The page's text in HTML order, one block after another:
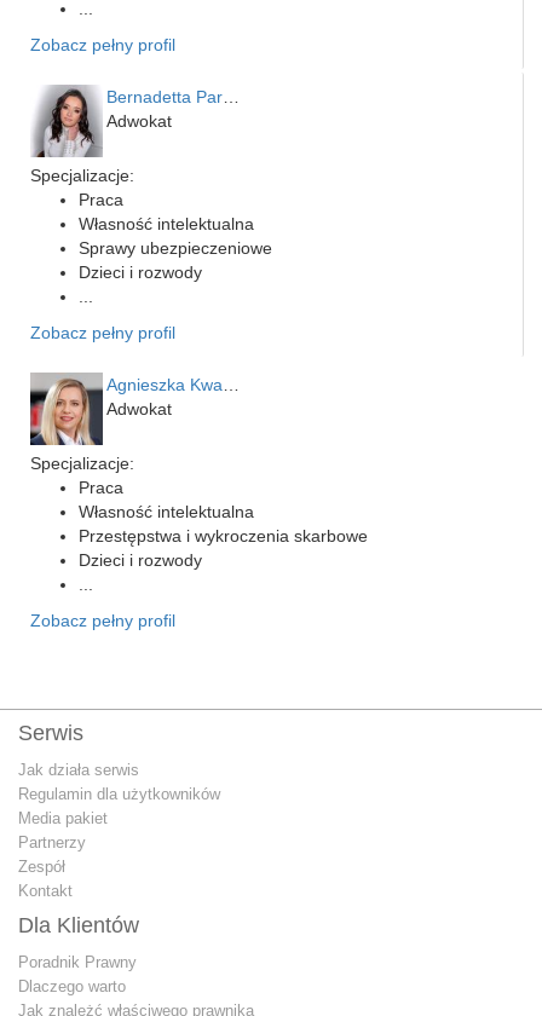
Zobacz pełny profil
Adwokat
Specjalizacje:
Praca
Własność intelektualna
Sprawy ubezpieczeniowe
Dzieci i rozwody
Zobacz pełny profil
Adwokat
Specjalizacje:
Praca
Własność intelektualna
Przestępstwa i wykroczenia skarbowe
Dzieci i rozwody
Zobacz pełny profil
Serwis
Jak działa serwis
Regulamin dla użytkowników
Media pakiet
Partnerzy
Zespół
Kontakt
Dla Klientów
Poradnik Prawny
Dlaczego warto
Jak znależć właściwego prawnika